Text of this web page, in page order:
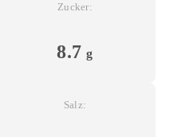
Zucker:
8.7g
Salz: